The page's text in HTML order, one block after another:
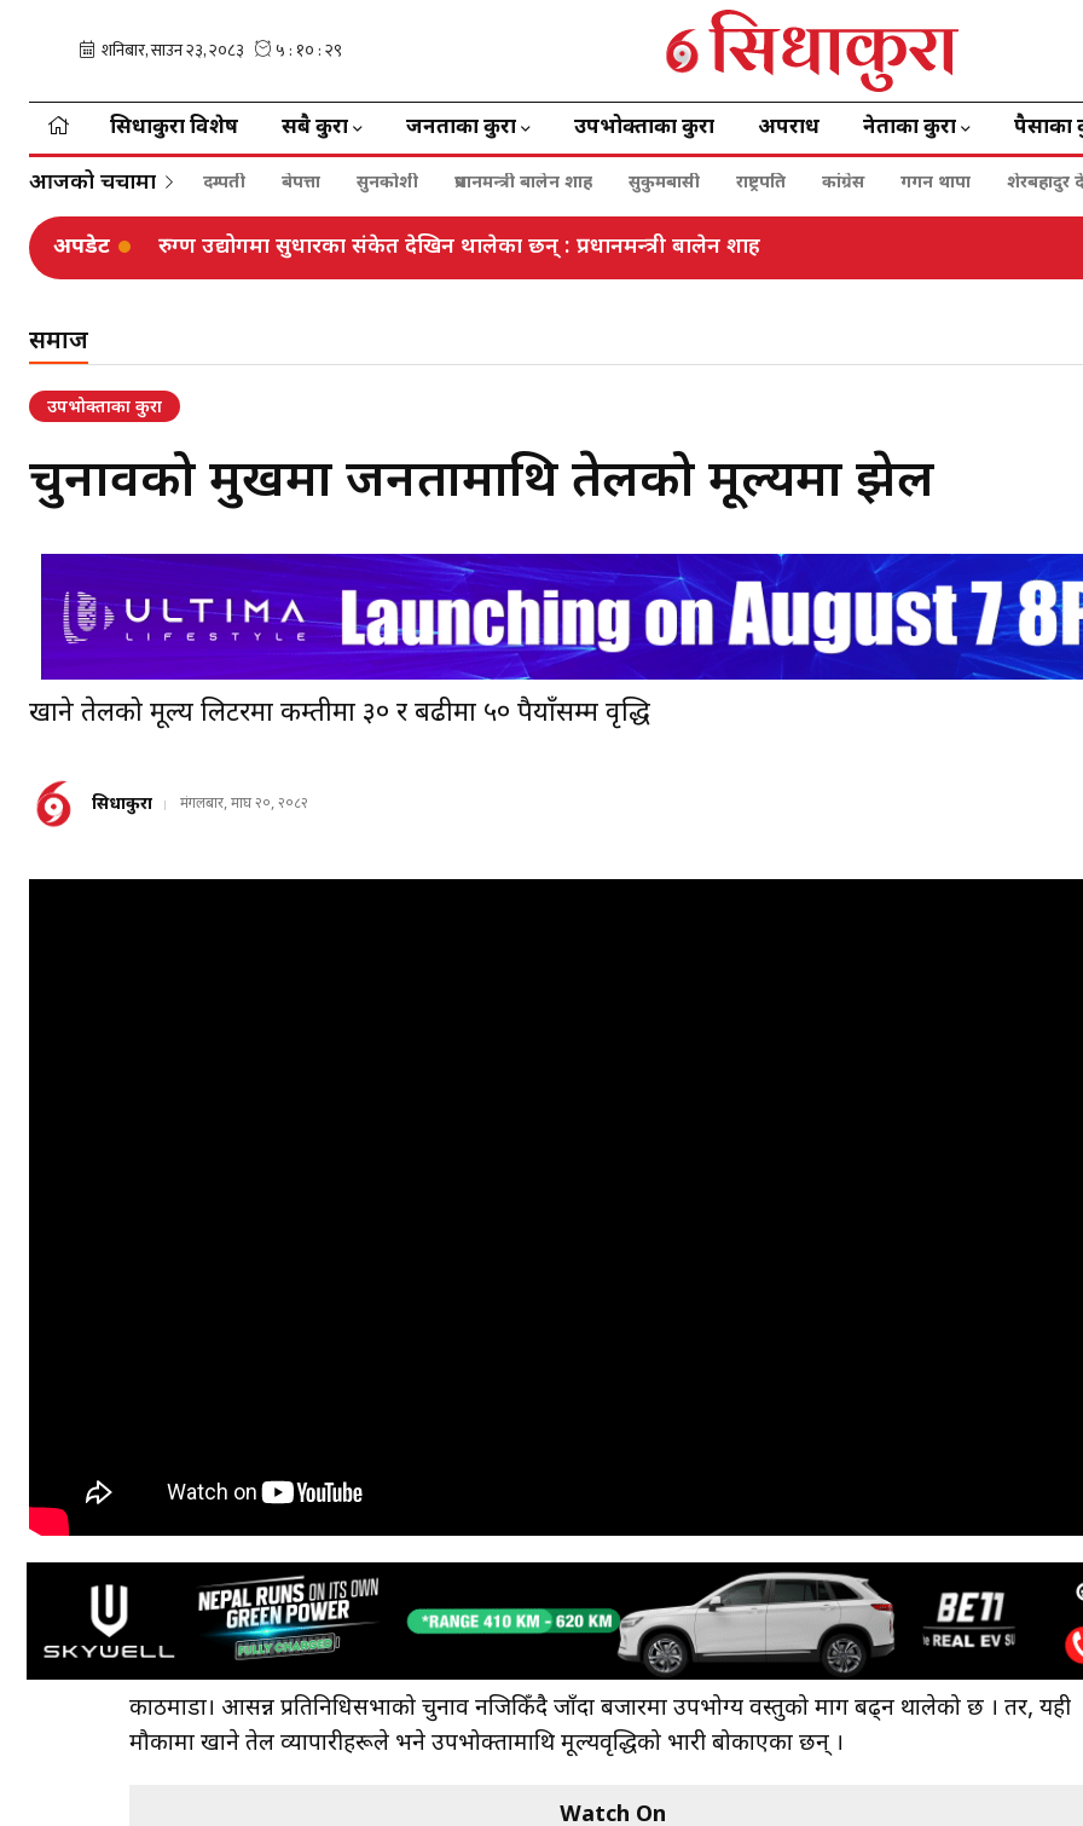
सिधाकुरा विशेष सबै कुरा जनताका कुरा उपभोक्ताका कुरा अपराध नेताका कुरा पैसाका
आजको चर्चामा दम्पती बेपत्ता सुनकोशी प्रधानमन्त्री बालेन शाह सुकुमबासी राष्ट्रपति कांग्रेस गगन थापा शेरबहादुर
अपडेट सिँढीबाट लडेर युवकको मृत्यु
समाज
उपभोक्ताका कुरा
चुनावको मुखमा जनतामाथि तेलको मूल्यमा झेल
खाने तेलको मूल्य लिटरमा कम्तीमा ३० र बढीमा ५० रुपैयाँसम्म वृद्धि
सिधाकुरा मंगलबार, माघ २०, २०८२
काठमाडौँ। आसन्न प्रतिनिधिसभाको चुनाव नजिकिँदै जाँदा बजारमा उपभोग्य वस्तुको माग बढ्न थालेको छ । तर, यही
मौकामा खाने तेल व्यापारीहरूले भने उपभोक्तामाथि मूल्यवृद्धिको भारी बोकाएका छन् ।
Watch On